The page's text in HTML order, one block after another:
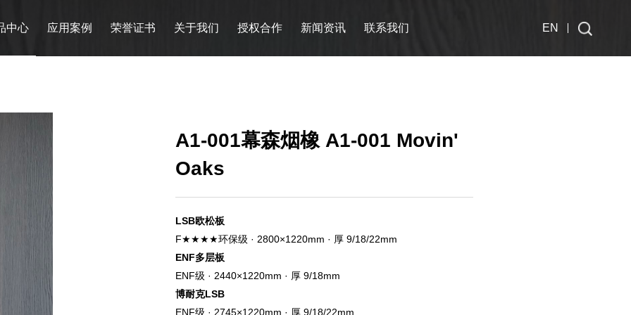
中心 应用案例 荣誉证书 关于我们 授权合作 新闻资讯 联系我们 EN
A1-001幕森烟橡 A1-001 Movin'
Oaks
LSB欧松板
F★★★★环保级 · 2800×1220mm · 厚 9/18/22mm
ENF多层板
ENF级 · 2440×1220mm · 厚 9/18mm
博耐克LSB
ENF级 · 2745×1220mm · 厚 9/18/22mm